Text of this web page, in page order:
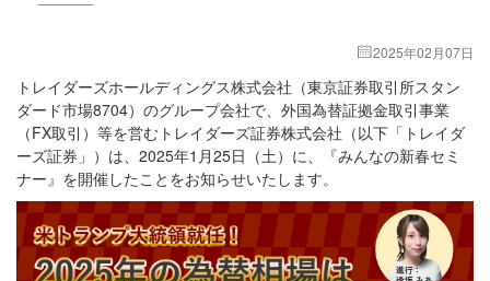
2025年02月07日
トレイダーズホールディングス株式会社（東京証券取引所スタン
ダード市場8704）のグループ会社で、外国為替証拠金取引事業
（FX取引）等を営むトレイダーズ証券株式会社（以下「トレイダ
ーズ証券」）は、2025年1月25日（土）に、『みんなの新春セミ
ナー』を開催したことをお知らせいたします。